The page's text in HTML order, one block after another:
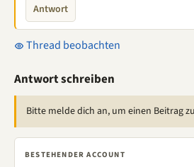
Antwort
Thread beobachten
Antwort schreiben
Bitte melde dich an, um einen Beitrag
BESTEHENDER ACCOUNT